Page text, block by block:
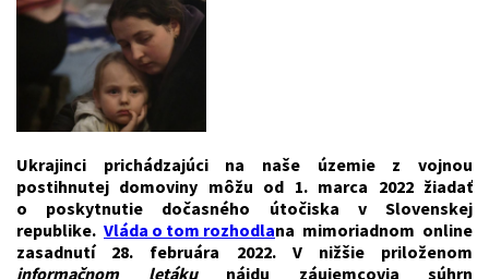
Ukrajinci prichádzajúci na naše územie z vojnou
postihnutej domoviny môžu od 1. marca 2022 žiadať
o poskytnutie dočasného útočiska v Slovenskej
republike. Vláda o tom rozhodlana mimoriadnom online
zasadnutí 28. februára 2022. V nižšie priloženom
informačnom letákunájdu záujemcovia súhrn